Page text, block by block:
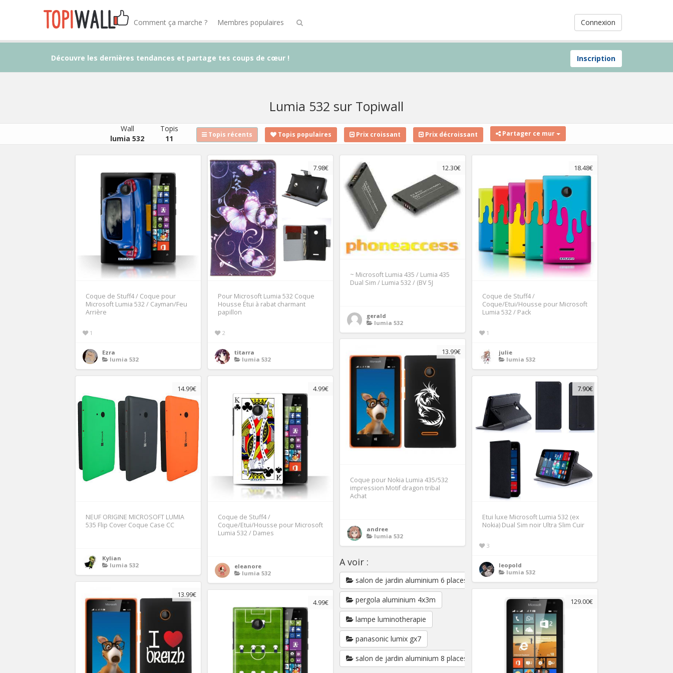
Connexion
Comment ça marche ? Membres populaires
Inscription
Découvre les dernières tendances et partage tes coups de cœur !
Lumia 532 sur Topiwall
Wall
lumia 532
Topis
11
Topis récents Topis populaires Prix croissant Prix décroissant Partager ce mur
Coque de Stuff4 / Coque pour
Microsoft Lumia 532 / Cayman/Feu
Arrière
1
Ezra
lumia 532
7.98€
Pour Microsoft Lumia 532 Coque
Housse Étui à rabat charmant
papillon
2
titarra
lumia 532
12.30€
~ Microsoft Lumia 435 / Lumia 435
Dual Sim / Lumia 532 / (BV 5J
gerald
lumia 532
18.48€
Coque de Stuff4 /
Coque/Etui/Housse pour Microsoft
Lumia 532 / Pack
1
julie
lumia 532
13.99€
Coque pour Nokia Lumia 435/532
impression Motif dragon tribal
Achat
andree
lumia 532
14.99€
NEUF ORIGINE MICROSOFT LUMIA
535 Flip Cover Coque Case CC
Kylian
lumia 532
4.99€
Coque de Stuff4 /
Coque/Etui/Housse pour Microsoft
Lumia 532 / Dames
eleanore
lumia 532
7.90€
Etui luxe Microsoft Lumia 532 (ex
Nokia) Dual Sim noir Ultra Slim Cuir
3
leopold
lumia 532
A voir :
salon de jardin aluminium 6 places
pergola aluminium 4x3m
lampe luminotherapie
panasonic lumix gx7
salon de jardin aluminium 8 places
13.99€
129.00€
4.99€